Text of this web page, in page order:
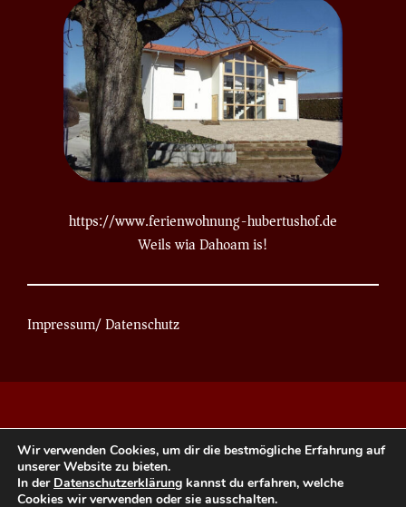
https://www.ferienwohnung-hubertushof.de
Weils wia Dahoam is!
Impressum/Datenschutz
Wir verwenden Cookies, um dir die bestmögliche Erfahrung auf
unserer Website zu bieten.
In der Datenschutzerklärung kannst du erfahren, welche
Cookies wir verwenden oder sie ausschalten.